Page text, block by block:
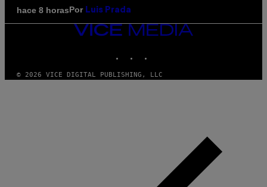
hace 8 horasPor Luis Prada
VICE
© 2026 VICE DIGITAL PUBLISHING, LLC